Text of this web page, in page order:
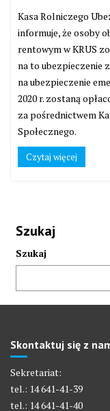
Kasa Rolniczego
informuje, że osoby
rentowym w KRUS
na to ubezpieczenie
na ubezpieczenie
2020 r. zostaną
za pośrednictwem
Społecznego.
Czytaj więcej
Szukaj
Szukaj
Skontaktuj się z
Sekretariat:
tel.: 14 641-41-39
tel.: 14 641-41-40